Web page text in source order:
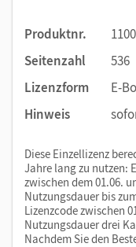
Produktnr.
Seitenzahl
536
Lizenzform
E-
Hinweis
Diese Einzellizenz
Jahre lang zu nutzen:
zwischen dem 01.06.
Nutzungsdauer bis
Lizenzcode zwischen
Nutzungsdauer drei
Nachdem Sie den